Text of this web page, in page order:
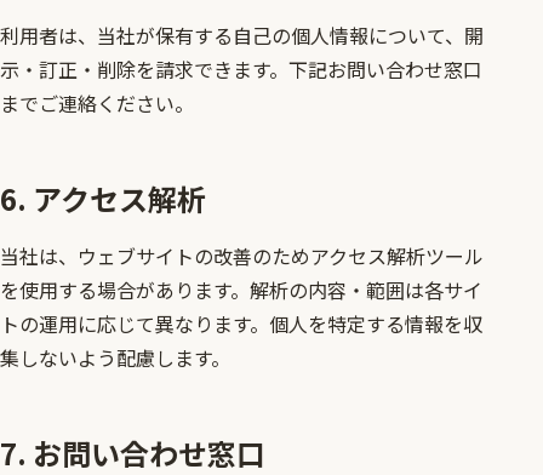
利用者は、当社が保有する自己の個人情報について、開
示・訂正・削除を請求できます。下記お問い合わせ窓口
までご連絡ください。
6. アクセス解析
当社は、ウェブサイトの改善のためアクセス解析ツール
を使用する場合があります。解析の内容・範囲は各サイ
トの運用に応じて異なります。個人を特定する情報を収
集しないよう配慮します。
7. お問い合わせ窓口